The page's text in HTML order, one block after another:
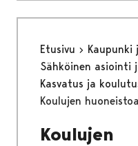
Etusivu Kaupunki
Sähköinen asiointi
Kasvatus ja
Koulujen
Koulujen